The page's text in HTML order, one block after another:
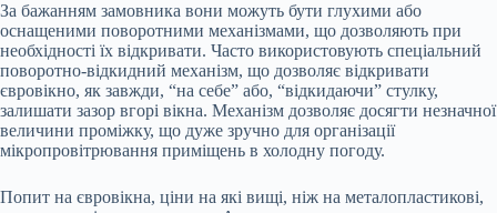
За бажанням замовника вони можуть бути глухими або
оснащеними поворотними механізмами, що дозволяють при
необхідності їх відкривати. Часто використовують спеціальний
поворотно-відкидний механізм, що дозволяє відкривати
євровікно, як завжди, “на себе” або, “відкидаючи” стулку,
залишати зазор вгорі вікна. Механізм дозволяє досягти незначної
величини проміжку, що дуже зручно для організації
мікропровітрювання приміщень в холодну погоду.
Попит на євровікна, ціни на які вищі, ніж на металопластикові,